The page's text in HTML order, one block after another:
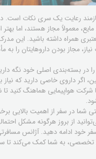
رعایت یک سری نکات است.
معمولاً مجاز هستند، اما
همراه داشته باشید. این
مجاز بودن داروهایتان را به
در بسته‌بندی اصلی خود نگه
اگر داروی خاصی دارید که نیاز
شرکت هواپیمایی هماهنگ کنید
شما در سفر از اهمیت بالایی
از بروز هرگونه مشکل
خود ادامه دهید. آژانس
تخصصی، به شما کمک می‌کند تا